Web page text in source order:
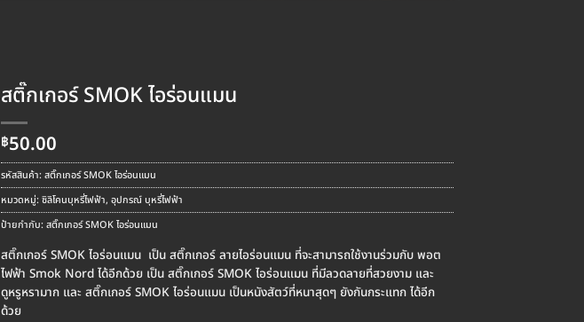
สติ๊กเกอร์ SMOK ไอร่อนแมน
฿50.00
รหัสสินค้า:สติ๊กเกอร์ SMOK ไอร่อนแมน
หมวดหมู่:ซิลิโคนบุหรี่ไฟฟ้า, อุปกรณ์ บุหรี่ไฟฟ้า
ป้ายกำกับ:สติ๊กเกอร์ SMOK ไอร่อนแมน
สติ๊กเกอร์ SMOK ไอร่อนแมน เป็น สติ๊กเกอร์ ลายไอร่อนแมน ที่จะสามารถใช้งานร่วมกับ พอต
ไฟฟ้า Smok Nord ได้อีกด้วย เป็น สติ๊กเกอร์ SMOK ไอร่อนแมน ที่มีลวดลายที่สวยงาม และ
ดูหรูหรามาก และ สติ๊กเกอร์ SMOK ไอร่อนแมน เป็นหนังสัตว์ที่หนาสุดๆ ยังกันกระแทก ได้อีก
ด้วย